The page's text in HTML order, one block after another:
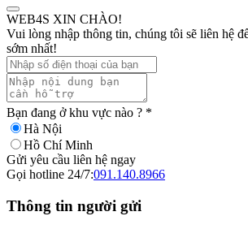
WEB4S XIN CHÀO!
Vui lòng nhập thông tin, chúng tôi sẽ liên hệ
sớm nhất!
Bạn đang ở khu vực nào ? *
Hà Nội
Hồ Chí Minh
Gửi yêu cầu liên hệ ngay
Gọi hotline 24/7:091.140.8966
Thông tin người gửi